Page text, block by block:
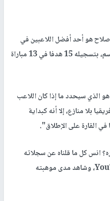
هو أحد أفضل اللاعبين في
العالم، لكن بدايته المذهلة لهذا الموسم، بتسجيله 15 هدفا في 13 مباراة
الذي سيحدد ما إذا كان اللاعب
بلا منازع، إلا أنه كبداية
انس كل ما قلناه عن سجلاته
المجنونة وتألقه، وانتقل إلى YouTube، وشاهد مدى موهبته